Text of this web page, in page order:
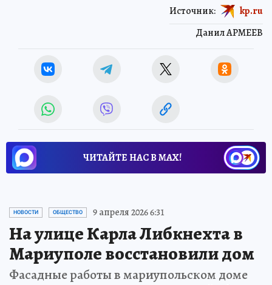
Данил АРМЕЕВ
Источник: kp.ru
ЧИТАЙТЕ НАС В МАХ!
НОВОСТИ ОБЩЕСТВО 9 апреля 2026 6:31
На улице Карла Либкнехта в
Мариуполе восстановили дом
Фасадные работы в мариупольском доме